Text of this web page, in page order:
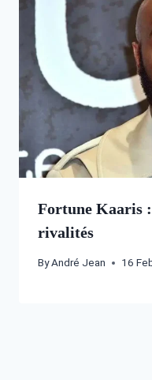
Fortune Kaaris
rivalités
ByAndré Jean 16